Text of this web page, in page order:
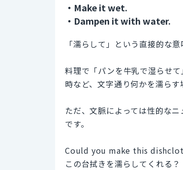
・Make it wet.
・Dampen it with water.
「濡らして」という直接的な意
料理で「パンを牛乳で湿らせ
時など、文字通り何かを濡らす
ただ、文脈によっては性的な
です。
Could you make this
この台拭きを濡らしてくれる？